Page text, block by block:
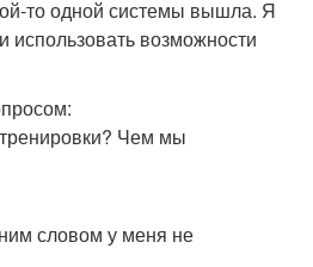
то одной системы вышла. Я
использовать возможности
Чем мы
словом у меня не